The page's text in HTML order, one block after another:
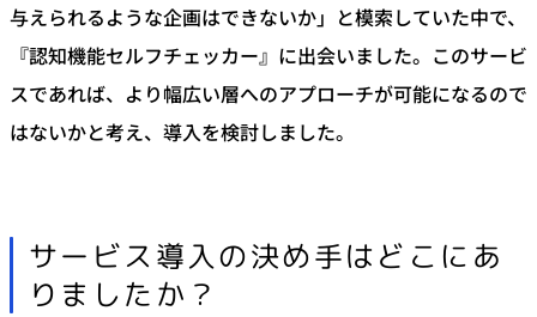
与えられるような企画はできないか」と模索していた中で、
『認知機能セルフチェッカー』に出会いました。このサービ
スであれば、より幅広い層へのアプローチが可能になるので
はないかと考え、導入を検討しました。
サービス導入の決め手はどこにあ
りましたか？